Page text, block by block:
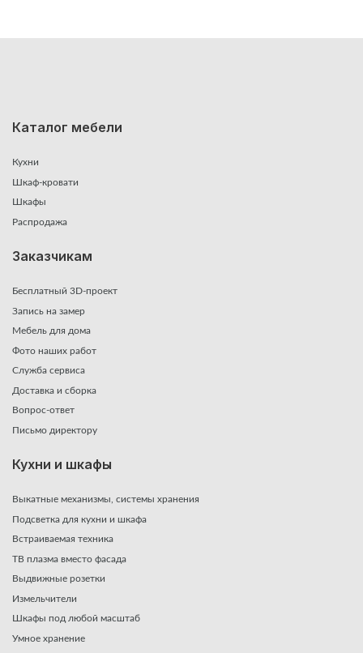
Каталог мебели
Кухни
Шкаф-кровати
Шкафы
Распродажа
Заказчикам
Бесплатный 3D-проект
Запись на замер
Мебель для дома
Фото наших работ
Служба сервиса
Доставка и сборка
Вопрос-ответ
Письмо директору
Кухни и шкафы
Выкатные механизмы, системы хранения
Подсветка для кухни и шкафа
Встраиваемая техника
ТВ плазма вместо фасада
Выдвижные розетки
Измельчители
Шкафы под любой масштаб
Умное хранение